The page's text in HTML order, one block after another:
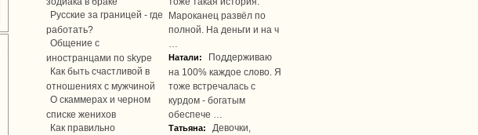
Русские за границей - где
работать?
Общение с
иностранцами по skype
Как быть счастливой в
отношениях с мужчиной
О скаммерах и черном
списке женихов
Как правильно
Мароканец развёл по
полной. На деньги и на ч
Натали:
Поддерживаю
на 100% каждое слово. Я
тоже встречалась с
курдом - богатым
обеспече …
Татьяна:
Девочки,